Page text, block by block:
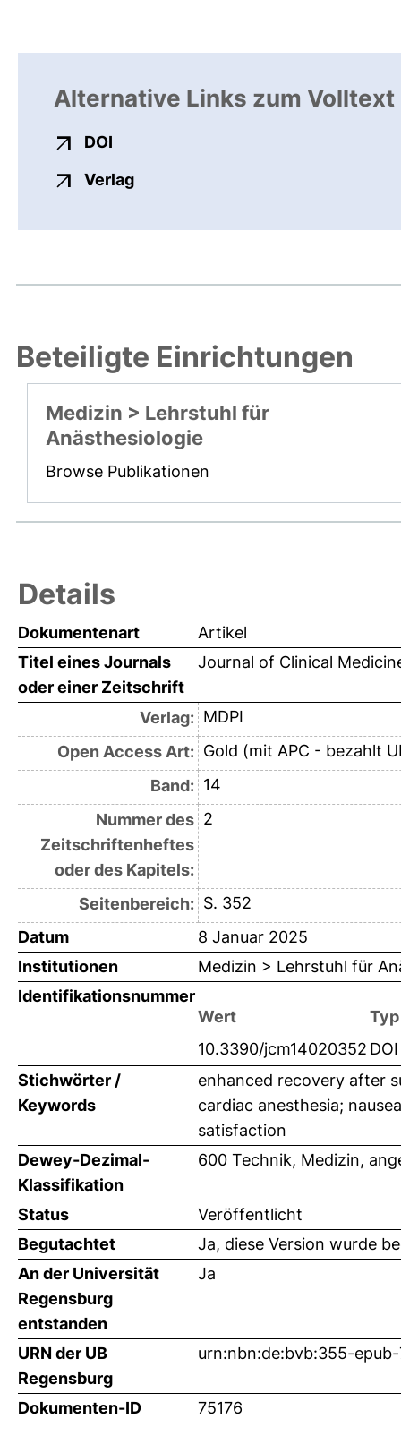
Alternative Links zum Volltext
DOI
Verlagexterner Link, öffnet neues
Beteiligte Einrichtungen
Medizin > Lehrstuhl für
Anästhesiologie
Browse Publikationen
Details
Dokumentenart
Artikel
Titel eines Journals
oder einer Zeitschrift
Journal of Clinical
Verlag: MDPI
Open Access Art: Gold (mit APC - bezahlt
Band: 14
Nummer des
Zeitschriftenheftes
oder des Kapitels:
2
Seitenbereich: S. 352
Datum
8 Januar 2025
Institutionen
Medizin > Lehrstuhl für
Identifikationsnummer
Wert
Typ
10.3390/jcm14020352 DOI
Stichwörter /
Keywords
enhanced recovery after
cardiac anesthesia;
satisfaction
Dewey-Dezimal-
Klassifikation
600 Technik, Medizin,
Status
Veröffentlicht
Begutachtet
Ja, diese Version wurde
An der Universität
Regensburg
entstanden
Ja
URN der UB
Regensburg
urn:nbn:de:bvb:355-epub-
Dokumenten-ID 75176